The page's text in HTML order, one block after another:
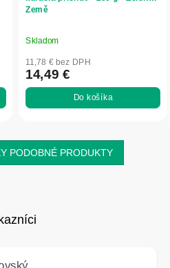
Země
Skladom
11,78 € bez DPH
14,49 €
Do košíka
PODOBNÉ PRODUKTY